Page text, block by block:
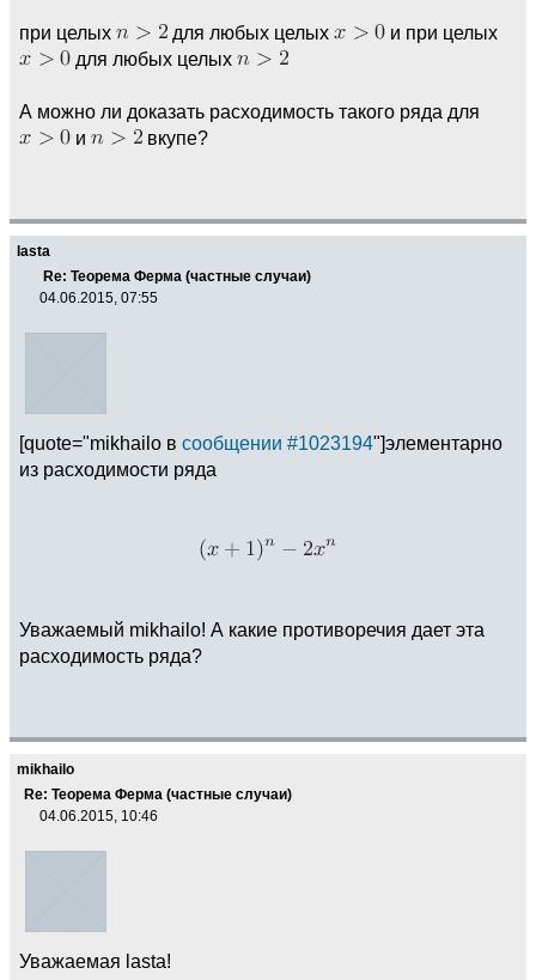
при целых для любых целых
и при целых
для любых целых
А можно ли доказать расходимость такого ряда для
и
вкупе?
lasta
Re: Теорема Ферма (частные случаи)
04.06.2015, 07:55
[quote="mikhailo в сообщении #1023194"]элементарно
из расходимости ряда
Уважаемый mikhailo! А какие противоречия дает эта
расходимость ряда?
mikhailo
Re: Теорема Ферма (частные случаи)
04.06.2015, 10:46
Уважаемая lasta!